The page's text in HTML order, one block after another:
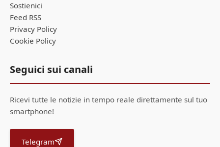
Sostienici
Feed RSS
Privacy Policy
Cookie Policy
Seguici sui canali
Ricevi tutte le notizie in tempo reale direttamente sul tuo
smartphone!
Telegram